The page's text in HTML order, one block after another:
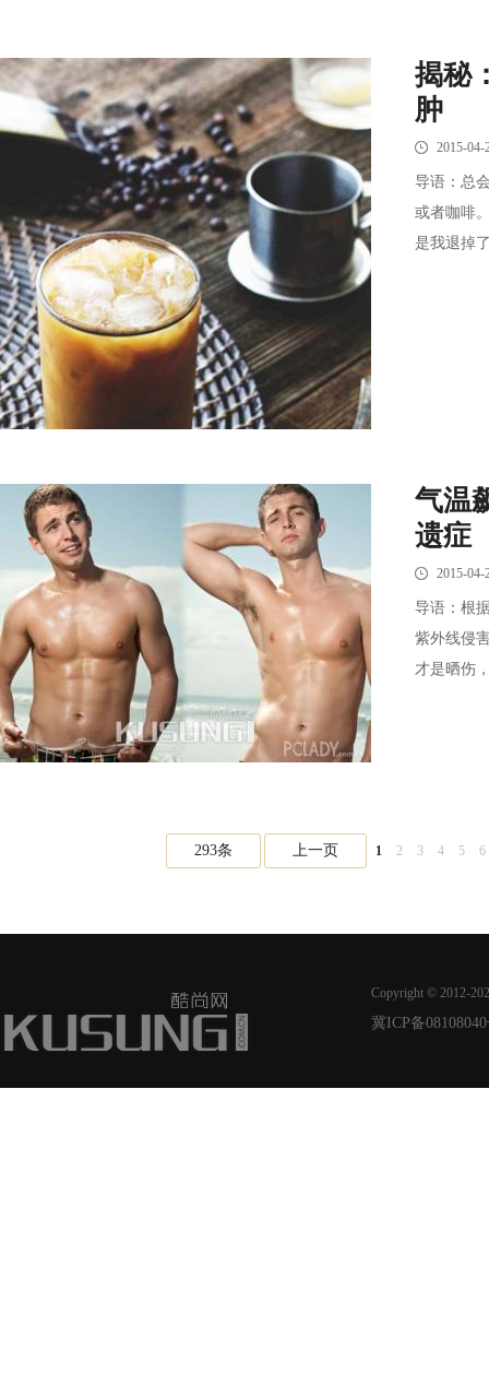
揭秘
肿
2015-04-
导语：总
或者咖啡
是我退掉
气温
遗症
2015-04-
导语：根
紫外线侵
才是晒伤
293条 上一页 1 2 3 4 5 6
Copyright © 2012-
冀ICP备